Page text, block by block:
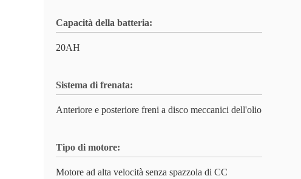
Capacità della batteria:
20AH
Sistema di frenata:
Anteriore e posteriore freni a disco meccanici dell'olio
Tipo di motore:
Motore ad alta velocità senza spazzola di CC